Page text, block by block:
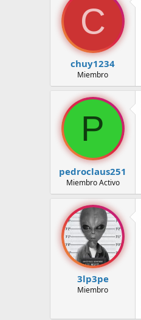
C
chuy1234
Miembro
P
pedroclaus251
Miembro Activo
3lp3pe
Miembro